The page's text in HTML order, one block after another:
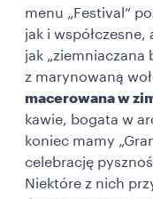
menu „Festival”
jak i
jak „ziemniaczana
z marynowaną
macerowana w
kawie, bogata w
koniec mamy
celebrację
Niektóre z nich